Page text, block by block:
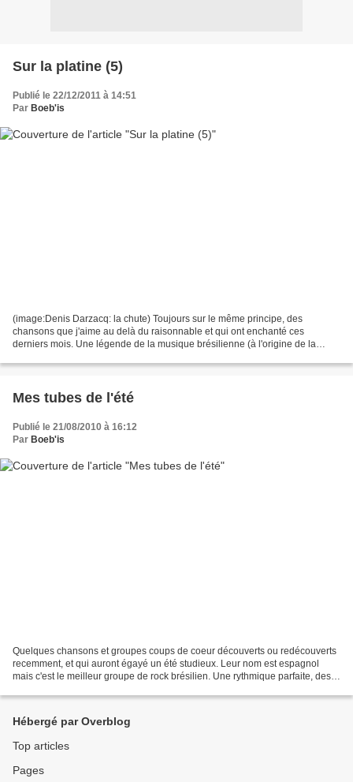
Sur la platine (5)
Publié le 22/12/2011 à 14:51
Par Boeb'is
(image:Denis Darzacq: la chute) Toujours sur le même principe, des
chansons que j'aime au delà du raisonnable et qui ont enchanté ces
derniers mois. Une légende de la musique brésilienne (à l'origine de la
Mes tubes de l'été
Publié le 21/08/2010 à 16:12
Par Boeb'is
Quelques chansons et groupes coups de coeur découverts ou redécouverts
recemment, et qui auront égayé un été studieux. Leur nom est espagnol
mais c'est le meilleur groupe de rock brésilien. Une rythmique parfaite, des
Hébergé par Overblog
Top articles
Pages